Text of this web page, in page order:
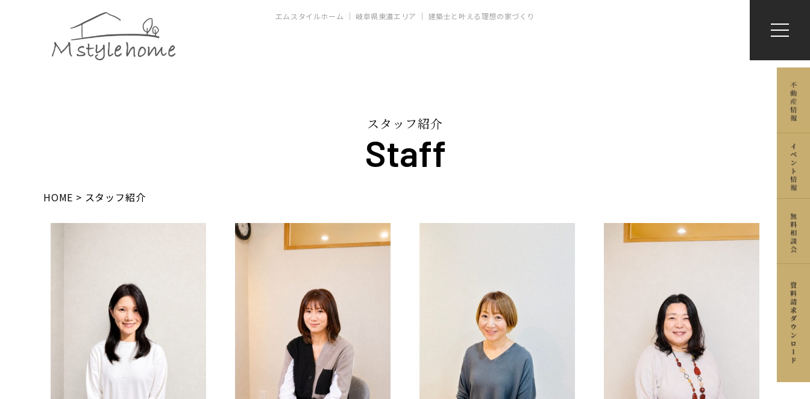
エムスタイルホーム ｜ 岐阜県東濃エリア ｜ 建築士と叶える理想の家づくり
Staff
スタッフ紹介
HOME > スタッフ紹介